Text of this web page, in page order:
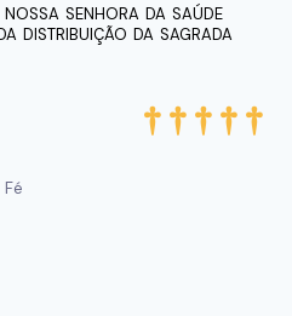
SENHORA DA SAÚDE
DISTRIBUIÇÃO DA SAGRADA